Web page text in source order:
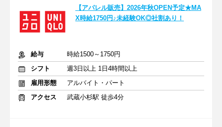
【アパレル販売】2026年秋OPEN予定★MA
X時給1750円♪未経験OK◎社割あり！
給与
時給1500～1750円
シフト
週3日以上 1日4時間以上
雇用形態
アルバイト・パート
アクセス
武蔵小杉駅 徒歩4分